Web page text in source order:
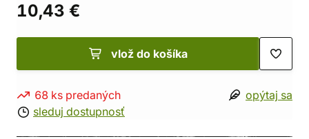
10,43 €
vlož do košíka
68 ks predaných
sleduj dostupnosť
opýtaj sa